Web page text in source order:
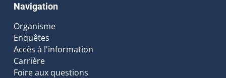
Navigation
Organisme
Enquêtes
Accès à l'information
Carrière
Foire aux questions